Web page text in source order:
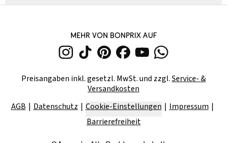
MEHR VON BONPRIX AUF
Preisangaben inkl. gesetzl. MwSt. und zzgl.Service- &
Versandkosten
AGB
Datenschutz Cookie-Einstellungen
Impressum
Barrierefreiheit